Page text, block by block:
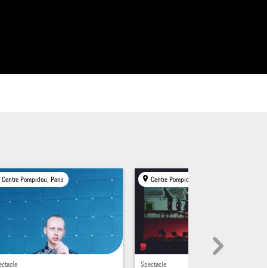
Centre Pompidou, Paris Centre Pompidou, Paris
Spectacle